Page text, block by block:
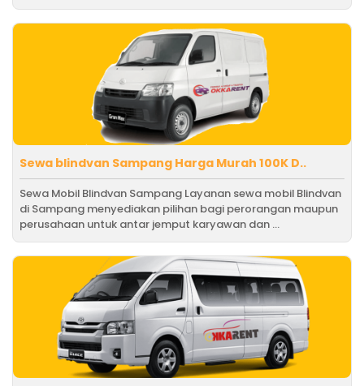
Sewa blindvan Sampang Harga Murah 100K D..
Sewa Mobil Blindvan Sampang Layanan sewa mobil Blindvan
di Sampang menyediakan pilihan bagi perorangan maupun
perusahaan untuk antar jemput karyawan dan ...